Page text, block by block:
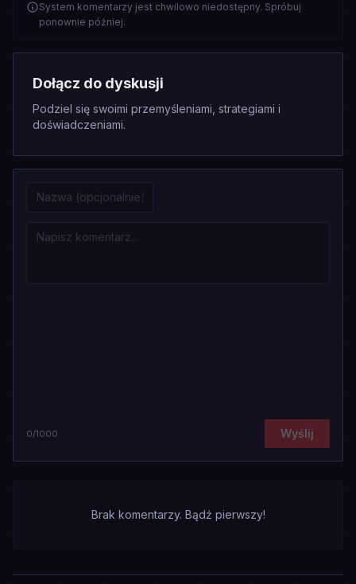
System komentarzy jest chwilowo niedostępny. Spróbuj
ponownie później.
Dołącz do dyskusji
Podziel się swoimi przemyśleniami, strategiami i
doświadczeniami.
0/1000 Wyślij
Brak komentarzy. Bądź pierwszy!